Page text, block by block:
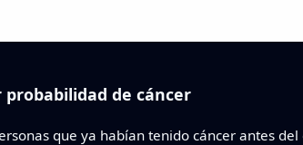
de cáncer
que ya habían tenido cáncer antes